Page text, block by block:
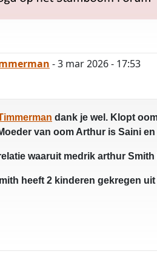
- 3 mar 2026 - 17:53
dank je wel. Klopt
van oom Arthur is Saini
waaruit medrik arthur
heeft 2 kinderen gekregen